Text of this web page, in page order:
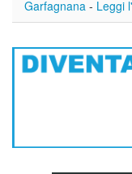
Garfagnana - Leggi